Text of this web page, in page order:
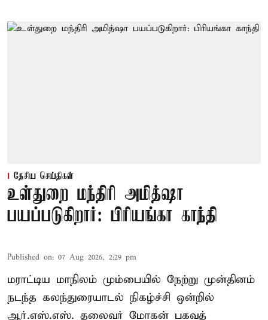
தேசிய செய்திகள்
உள்துறை மந்திரி அமித்ஷா
பயப்படுகிறார்: பிரியங்கா காந்தி
Published on: 07 Aug 2026, 2:29 pm
மராட்டிய மாநிலம் மும்பையில் நேற்று முன்தினம்
நடந்த கலந்துரையாடல் நிகழ்ச்சி ஒன்றில்
ஆர்.எஸ்.எஸ். தலைவர் மோகன் பகவத்